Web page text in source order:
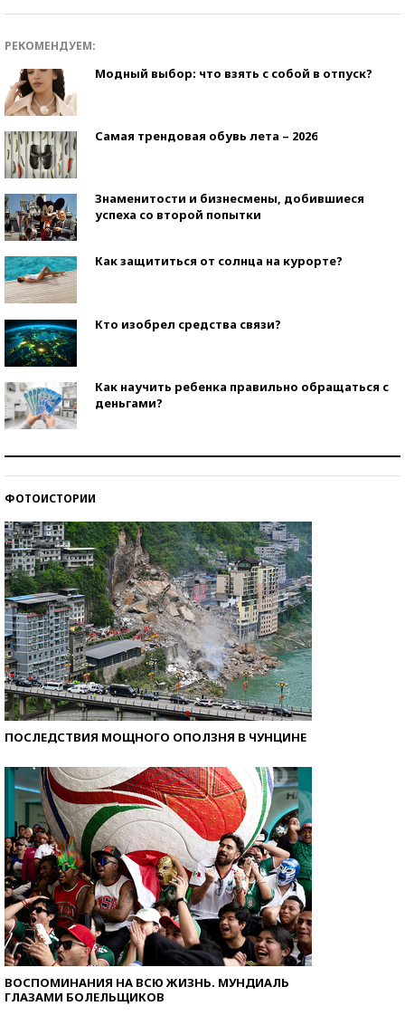
РЕКОМЕНДУЕМ:
Модный выбор: что взять с собой в отпуск?
Самая трендовая обувь лета – 2026
Знаменитости и бизнесмены, добившиеся
успеха со второй попытки
Как защититься от солнца на курорте?
Кто изобрел средства связи?
Как научить ребенка правильно обращаться с
деньгами?
ФОТОИСТОРИИ
ПОСЛЕДСТВИЯ МОЩНОГО ОПОЛЗНЯ В ЧУНЦИНЕ
ВОСПОМИНАНИЯ НА ВСЮ ЖИЗНЬ. МУНДИАЛЬ
ГЛАЗАМИ БОЛЕЛЬЩИКОВ